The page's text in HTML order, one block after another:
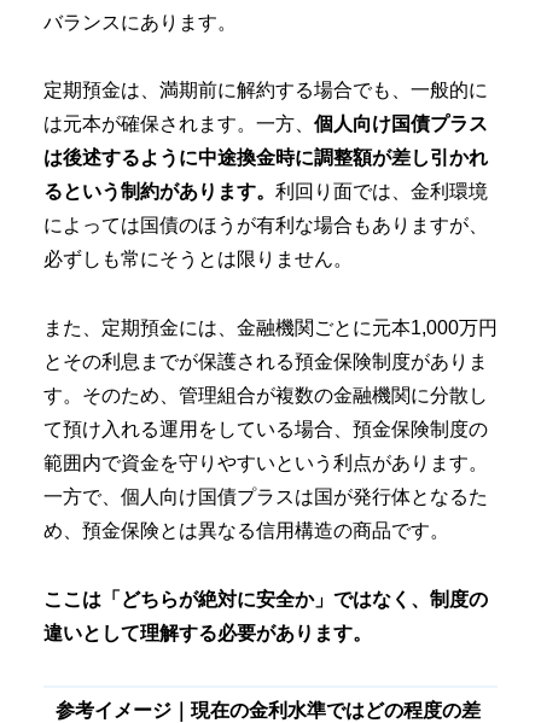
バランスにあります。
定期預金は、満期前に解約する場合でも、一般的に
は元本が確保されます。一方、 個人向け国債プラス
は後述するように中途換金時に調整額が差し引かれ
るという制約があります。 利回り面では、金利環境
によっては国債のほうが有利な場合もありますが、
必ずしも常にそうとは限りません。
また、定期預金には、金融機関ごとに元本1,000万円
とその利息までが保護される預金保険制度がありま
す。そのため、管理組合が複数の金融機関に分散し
て預け入れる運用をしている場合、預金保険制度の
範囲内で資金を守りやすいという利点があります。
一方で、個人向け国債プラスは国が発行体となるた
め、預金保険とは異なる信用構造の商品です。
ここは「どちらが絶対に安全か」ではなく、制度の
違いとして理解する必要があります。
参考イメージ｜現在の金利水準ではどの程度の差